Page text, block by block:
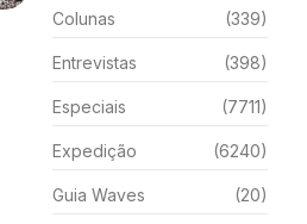
Colunas (339)
Entrevistas (398)
Especiais (7711)
Expedição (6240)
Guia Waves (20)